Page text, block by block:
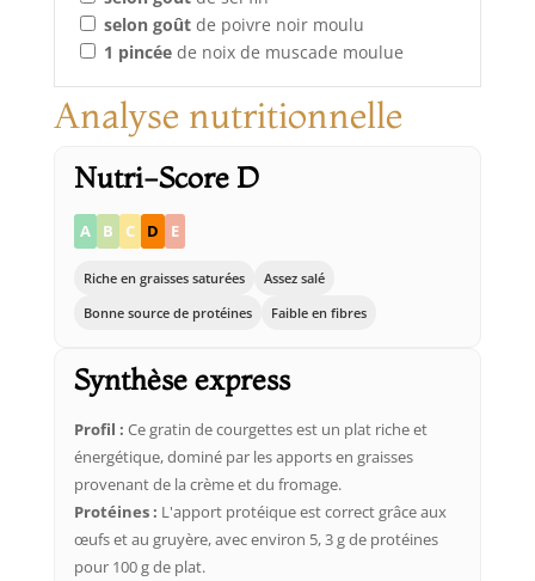
selon goûtde poivre noir moulu
1 pincéede noix de muscade moulue
Analyse nutritionnelle
Nutri-Score D
A B C D E
Riche en graisses saturées
Assez salé
Bonne source de protéines
Faible en fibres
Synthèse express
Profil : Ce gratin de courgettes est un plat riche et
énergétique, dominé par les apports en graisses
provenant de la crème et du fromage.
Protéines : L'apport protéique est correct grâce aux
œufs et au gruyère, avec environ 5, 3 g de protéines
pour 100 g de plat.